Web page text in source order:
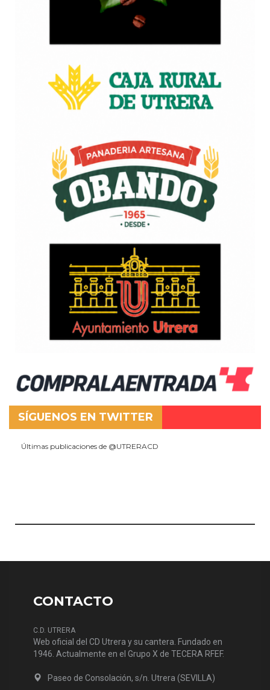
SÍGUENOS EN TWITTER
Últimas publicaciones de @UTRERACD
CONTACTO
C.D. UTRERA
Web oficial del CD Utrera y su cantera. Fundado en
1946. Actualmente en el Grupo X de TECERA RFEF.
Paseo de Consolación, s/n. Utrera (SEVILLA)